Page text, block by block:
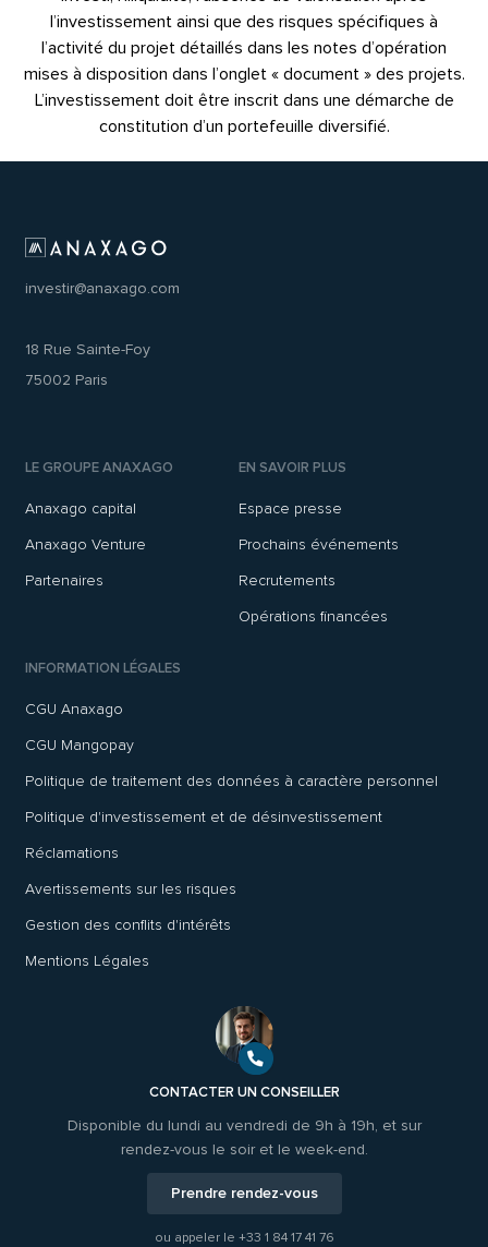
l’investissement ainsi que des risques spécifiques à
l’activité du projet détaillés dans les notes d’opération
mises à disposition dans l’onglet « document » des projets.
L’investissement doit être inscrit dans une démarche de
constitution d’un portefeuille diversifié.
investir@anaxago.com
18 Rue Sainte-Foy
75002 Paris
LE GROUPE ANAXAGO
Anaxago capital
Anaxago Venture
Partenaires
EN SAVOIR PLUS
Espace presse
Prochains événements
Recrutements
Opérations financées
INFORMATION LÉGALES
CGU Anaxago
CGU Mangopay
Politique de traitement des données à caractère personnel
Politique d'investissement et de désinvestissement
Réclamations
Avertissements sur les risques
Gestion des conflits d'intérêts
Mentions Légales
CONTACTER UN CONSEILLER
Disponible du lundi au vendredi de 9h à 19h, et sur
rendez-vous le soir et le week-end.
Prendre rendez-vous
ou appeler le +33 1 84 17 41 76